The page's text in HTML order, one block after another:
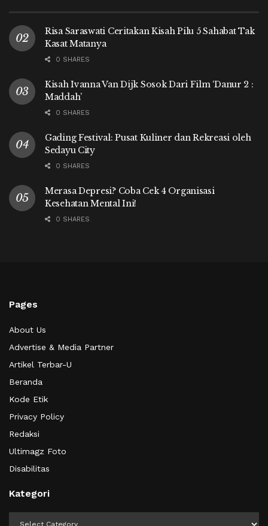
Risa Saraswati Ceritakan Kisah Pilu 5 Sahabat Tak
Kasat Matanya
0 SHARES
Kisah Ivanna Van Dijk Sosok Dari Film ‘Danur 2 :
Maddah’
0 SHARES
Gading Festival: Pusat Kuliner dan Rekreasi oleh
Sedayu City
0 SHARES
Merasa Depresi? Coba Cek 4 Organisasi
Kesehatan Mental Ini!
0 SHARES
Pages
About Us
Advertise & Media Partner
Artikel Terbar-U
Beranda
Kode Etik
Privacy Policy
Redaksi
Ultimagz Foto
Disabilitas
Kategori